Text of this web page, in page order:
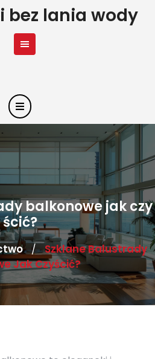
bez lania wody
balkonowe jak czy
ścić?
/ Szklane Balustrady
Jak Czyścić?